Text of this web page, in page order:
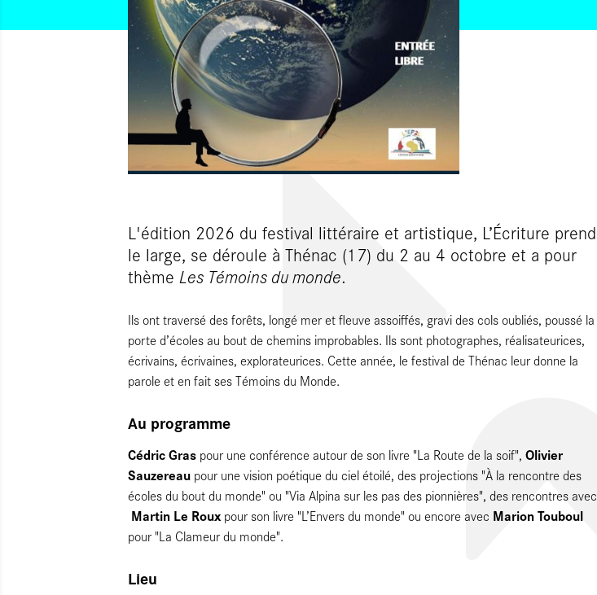
L'édition 2026 du festival littéraire et artistique, L’Écriture prend
le large, se déroule à Thénac (17) du 2 au 4 octobre et a pour
thème Les Témoins du monde.
Ils ont traversé des forêts, longé mer et fleuve assoiffés, gravi des cols oubliés, poussé la
porte d’écoles au bout de chemins improbables. Ils sont photographes, réalisateurices,
écrivains, écrivaines, explorateurices. Cette année, le festival de Thénac leur donne la
parole et en fait ses Témoins du Monde.
Au programme
Cédric Gras pour une conférence autour de son livre "La Route de la soif", Olivier
Sauzereau pour une vision poétique du ciel étoilé, des projections "À la rencontre des
écoles du bout du monde" ou "Via Alpina sur les pas des pionnières", des rencontres avec
Martin Le Rouxpour son livre "L’Envers du monde" ou encore avec Marion Touboul
pour "La Clameur du monde".
Lieu